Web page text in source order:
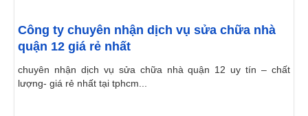
Công ty chuyên nhận dịch vụ sửa chữa nhà
quận 12 giá rẻ nhất
chuyên nhận dịch vụ sửa chữa nhà quận 12 uy tín – chất
lượng- giá rẻ nhất tại tphcm...